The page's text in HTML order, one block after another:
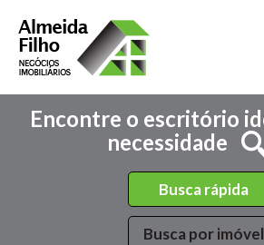
Encontre o escritório
necessidade
Busca rápida
Busca por imóvel